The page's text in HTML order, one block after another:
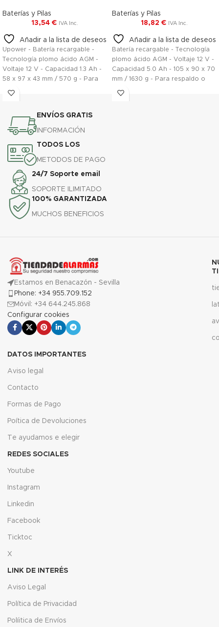
Baterías y Pilas
13,54 € IVA Inc.
Añadir a la lista de deseos
Upower - Batería recargable -
Tecnología plomo ácido AGM -
Voltaje 12 V - Capacidad 1.3 Ah -
58 x 97 x 43 mm / 570 g - Para
respaldo o uso directo
Baterías y Pilas
18,82 € IVA Inc.
Añadir a la lista de deseos
Batería recargable - Tecnología
plomo ácido AGM - Voltaje 12 V -
Capacidad 5.0 Ah - 105 x 90 x 70
mm / 1630 g - Para respaldo o
uso directo
ENVÍOS GRATIS
INFORMACIÓN
TODOS LOS
METODOS DE PAGO
24/7 Soporte email
SOPORTE ILIMITADO
100% GARANTIZADA
MUCHOS BENEFICIOS
Estamos en Benacazón - Sevilla
Phone: +34 955.709.152
Móvil: +34 644.245.868
Configurar cookies
DATOS IMPORTANTES
Aviso legal
Contacto
Formas de Pago
Poítica de Devoluciones
Te ayudamos e elegir
REDES SOCIALES
Youtube
Instagram
Linkedin
Facebook
Ticktoc
X
LINK DE INTERÉS
Aviso Legal
Política de Privacidad
Políitica de Envíos